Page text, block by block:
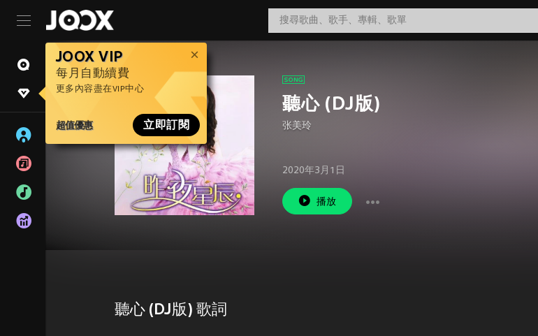
JOOX VIP
每月自動續費
更多內容盡在VIP中心
超值優惠 立即訂閱
聽心 (DJ版)
张美玲
2020年3月1日
播放
聽心 (DJ版) 歌詞